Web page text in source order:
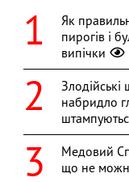
Як
пирогів і
випічки
набридло
Медовий
що не